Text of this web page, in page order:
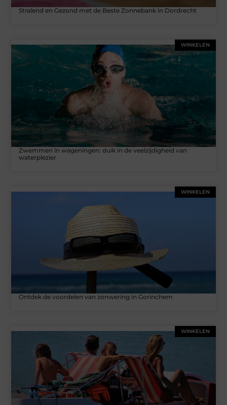
Stralend en Gezond met de Beste Zonnebank in Dordrecht
WINKELEN
Zwemmen in wageningen: duik in de veelzijdigheid van
waterplezier
WINKELEN
Ontdek de voordelen van zonwering in Gorinchem
WINKELEN